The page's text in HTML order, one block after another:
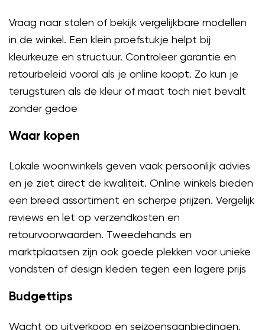
Vraag naar stalen of bekijk vergelijkbare modellen
in de winkel. Een klein proefstukje helpt bij
kleurkeuze en structuur. Controleer garantie en
retourbeleid vooral als je online koopt. Zo kun je
terugsturen als de kleur of maat toch niet bevalt
zonder gedoe
Waar kopen
Lokale woonwinkels geven vaak persoonlijk advies
en je ziet direct de kwaliteit. Online winkels bieden
een breed assortiment en scherpe prijzen. Vergelijk
reviews en let op verzendkosten en
retourvoorwaarden. Tweedehands en
marktplaatsen zijn ook goede plekken voor unieke
vondsten of design kleden tegen een lagere prijs
Budgettips
Wacht op uitverkoop en seizoensaanbiedingen.